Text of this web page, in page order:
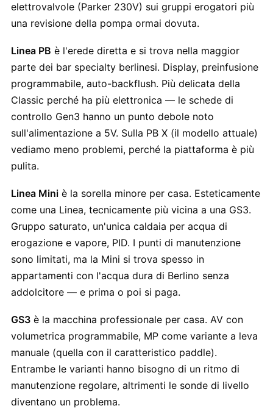
elettrovalvole (Parker 230V) sui gruppi erogatori più
una revisione della pompa ormai dovuta.
Linea PB è l'erede diretta e si trova nella maggior
parte dei bar specialty berlinesi. Display, preinfusione
programmabile, auto-backflush. Più delicata della
Classic perché ha più elettronica — le schede di
controllo Gen3 hanno un punto debole noto
sull'alimentazione a 5V. Sulla PB X (il modello attuale)
vediamo meno problemi, perché la piattaforma è più
pulita.
Linea Mini è la sorella minore per casa. Esteticamente
come una Linea, tecnicamente più vicina a una GS3.
Gruppo saturato, un'unica caldaia per acqua di
erogazione e vapore, PID. I punti di manutenzione
sono limitati, ma la Mini si trova spesso in
appartamenti con l'acqua dura di Berlino senza
addolcitore — e prima o poi si paga.
GS3 è la macchina professionale per casa. AV con
volumetrica programmabile, MP come variante a leva
manuale (quella con il caratteristico paddle).
Entrambe le varianti hanno bisogno di un ritmo di
manutenzione regolare, altrimenti le sonde di livello
diventano un problema.